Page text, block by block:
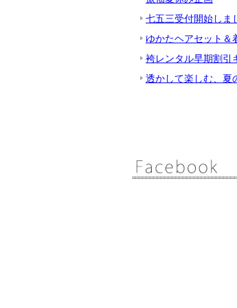
七五三受付開始しま
ゆかたヘアセット＆
袴レンタル早期割引
透かして楽しむ、夏